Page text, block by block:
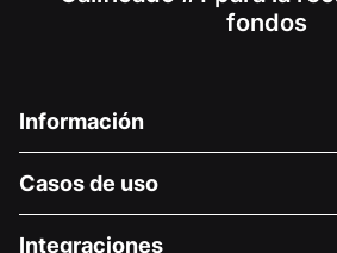
fondos
Información
Acerca de nosotros
Casos de uso
Integraciones